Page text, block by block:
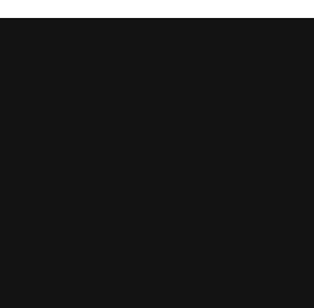
如果您有任何疑